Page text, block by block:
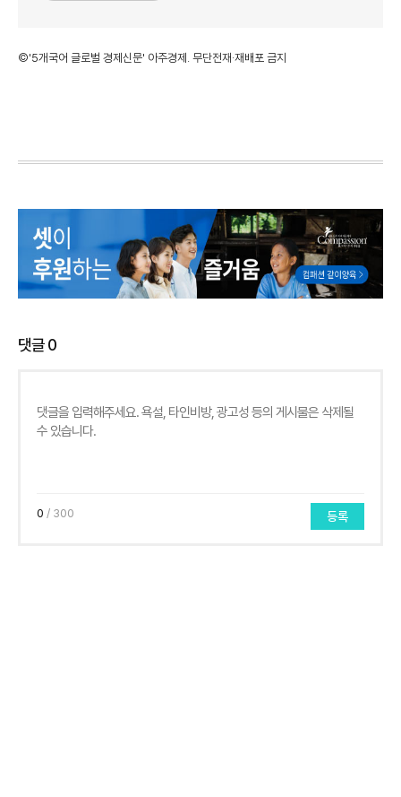
©'5개국어 글로벌 경제신문' 아주경제. 무단전재·재배포 금지
댓글0
0 / 300 등록